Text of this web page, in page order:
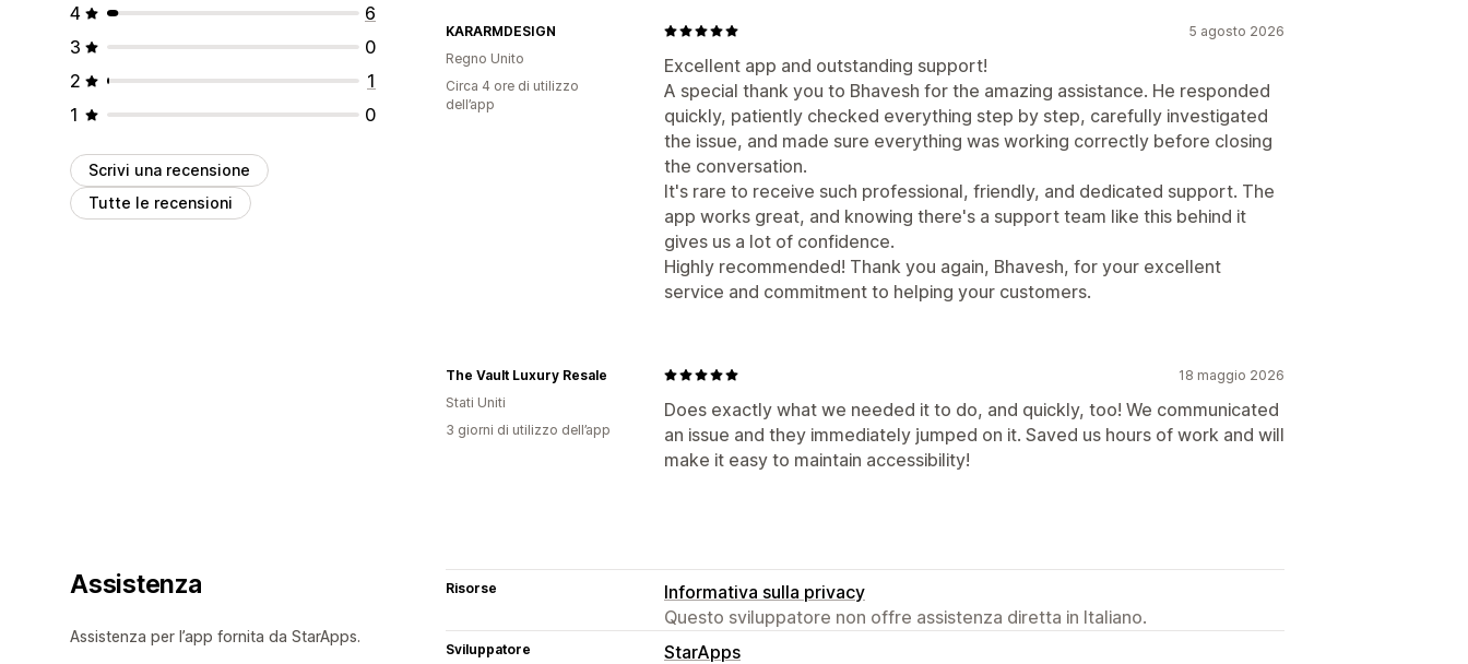
4
6
3
0
2
1
1
0
Scrivi una recensione
Tutte le recensioni
5 agosto 2026
Excellent app and outstanding support!
A special thank you to Bhavesh for the amazing assistance. He responded
quickly, patiently checked everything step by step, carefully investigated
the issue, and made sure everything was working correctly before closing
the conversation.
It's rare to receive such professional, friendly, and dedicated support. The
app works great, and knowing there's a support team like this behind it
gives us a lot of confidence.
Highly recommended! Thank you again, Bhavesh, for your excellent
service and commitment to helping your customers.
KARARMDESIGN
Regno Unito
Circa 4 ore di utilizzo
dell’app
18 maggio 2026
Does exactly what we needed it to do, and quickly, too! We communicated
an issue and they immediately jumped on it. Saved us hours of work and will
make it easy to maintain accessibility!
The Vault Luxury Resale
Stati Uniti
3 giorni di utilizzo dell’app
Assistenza
Assistenza per l’app fornita da StarApps.
Risorse
Informativa sulla privacy
Questo sviluppatore non offre assistenza diretta in Italiano.
Sviluppatore
StarApps